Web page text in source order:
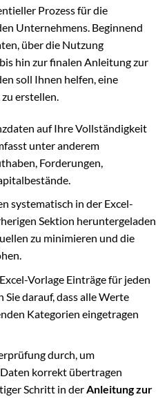
Prozess für die
Unternehmens. Beginnend
über die Nutzung
hin zur finalen Anleitung zur
soll Ihnen helfen, eine
erstellen.
auf Ihre Vollständigkeit
unter anderem
Forderungen,
systematisch in der Excel-
Sektion heruntergeladen
zu minimieren und die
Vorlage Einträge für jeden
Sie darauf, dass alle Werte
Kategorien eingetragen
durch, um
korrekt übertragen
Schritt in derAnleitung zur